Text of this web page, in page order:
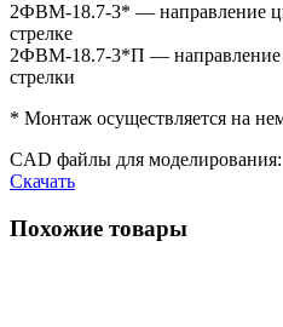
2ФВМ-18.7-3* — направление
стрелке
2ФВМ-18.7-3*П — направление
стрелки
* Монтаж осуществляется на
CAD файлы для моделирования:
Скачать
Похожие товары